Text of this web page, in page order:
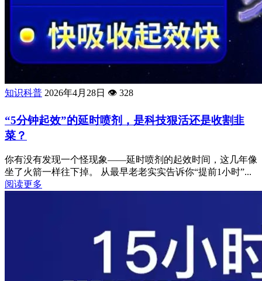
知识科普 2026年4月28日 👁️ 328
“5分钟起效”的延时喷剂，是科技狠活还是收割韭
菜？
你有没有发现一个怪现象——延时喷剂的起效时间，这几年像
坐了火箭一样往下掉。 从最早老老实实告诉你“提前1小时”...
阅读更多